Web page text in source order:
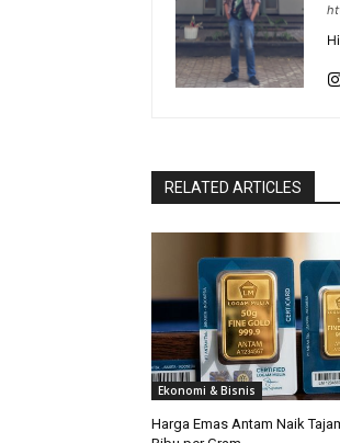
RELATED ARTICLES
Ekonomi & Bisnis
Harga Emas Antam Naik